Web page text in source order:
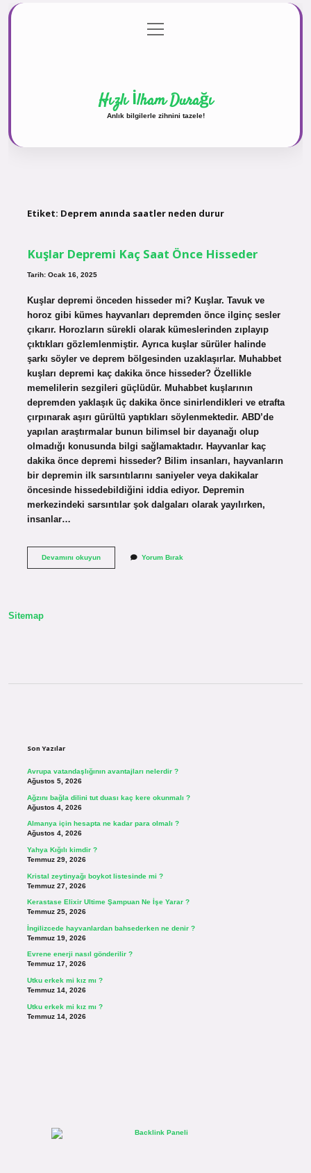
Gizlilik Politikası
menüyü
aç
Hızlı İlham Durağı
Anlık bilgilerle zihnini tazele!
Etiket: Deprem anında saatler neden durur
Kuşlar Depremi Kaç Saat Önce Hisseder
Tarih: Ocak 16, 2025
Kuşlar depremi önceden hisseder mi? Kuşlar. Tavuk ve
horoz gibi kümes hayvanları depremden önce ilginç sesler
çıkarır. Horozların sürekli olarak kümeslerinden zıplayıp
çıktıkları gözlemlenmiştir. Ayrıca kuşlar sürüler halinde
şarkı söyler ve deprem bölgesinden uzaklaşırlar. Muhabbet
kuşları depremi kaç dakika önce hisseder? Özellikle
memelilerin sezgileri güçlüdür. Muhabbet kuşlarının
depremden yaklaşık üç dakika önce sinirlendikleri ve etrafta
çırpınarak aşırı gürültü yaptıkları söylenmektedir. ABD’de
yapılan araştırmalar bunun bilimsel bir dayanağı olup
olmadığı konusunda bilgi sağlamaktadır. Hayvanlar kaç
dakika önce depremi hisseder? Bilim insanları, hayvanların
bir depremin ilk sarsıntılarını saniyeler veya dakikalar
öncesinde hissedebildiğini iddia ediyor. Depremin
merkezindeki sarsıntılar şok dalgaları olarak yayılırken,
insanlar…
Devamını okuyunKuşlar
Yorum Bırak
Sitemap
Son Yazılar
Avrupa vatandaşlığının avantajları nelerdir ?
Ağustos 5, 2026
Ağzını bağla dilini tut duası kaç kere okunmalı ?
Ağustos 4, 2026
Almanya için hesapta ne kadar para olmalı ?
Ağustos 4, 2026
Yahya Kığılı kimdir ?
Temmuz 29, 2026
Kristal zeytinyağı boykot listesinde mi ?
Temmuz 27, 2026
Kerastase Elixir Ultime Şampuan Ne İşe Yarar ?
Temmuz 25, 2026
İngilizcede hayvanlardan bahsederken ne denir ?
Temmuz 19, 2026
Evrene enerji nasıl gönderilir ?
Temmuz 17, 2026
Utku erkek mi kız mı ?
Temmuz 14, 2026
Utku erkek mi kız mı ?
Temmuz 14, 2026